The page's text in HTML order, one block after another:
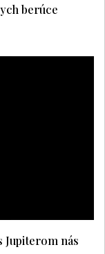
berúce
Jupiterom nás